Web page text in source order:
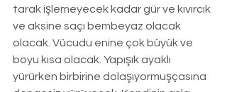
tarak işlemeyecek kadar gür ve kıvırcık
ve aksine saçı bembeyaz olacak
olacak. Vücudu enine çok büyük ve
boyu kısa olacak. Yapışık ayaklı
yürürken birbirine dolaşıyormuşçasına